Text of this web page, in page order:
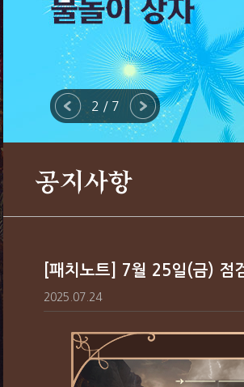
2 / 7
공지사항
[패치노트] 7월 25일(금) 점
2025.07.24